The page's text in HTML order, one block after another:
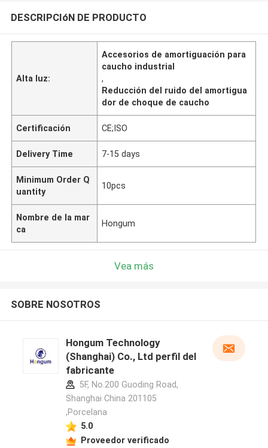
DESCRIPCIóN DE PRODUCTO
Alta luz:
Accesorios de amortiguación para
caucho industrial
,
Reducción del ruido del amortigua
dor de choque de caucho
Certificación CE;ISO
Delivery Time 7-15 days
Minimum Order Q
uantity
10pcs
Nombre de la mar
ca
Hongum
Vea más
SOBRE NOSOTROS
Hongum Technology
(Shanghai) Co., Ltd perfil del
fabricante
5F, No.200 Guoding Road,
Shanghai China 201105
,Porcelana
5.0
Proveedor verificado